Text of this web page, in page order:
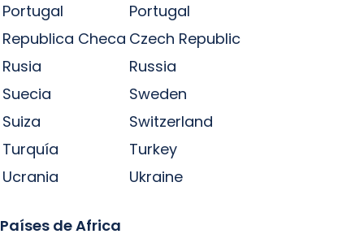
Portugal
Portugal
Republica Checa Czech Republic
Rusia
Russia
Suecia
Sweden
Suiza
Switzerland
Turquía
Turkey
Ucrania
Ukraine
Países de Africa